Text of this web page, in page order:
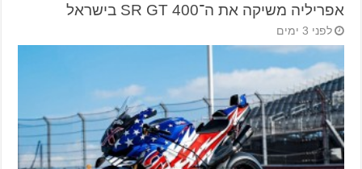
אפריליה משיקה את ה־SR GT 400 בישראל
לפני 3 ימים